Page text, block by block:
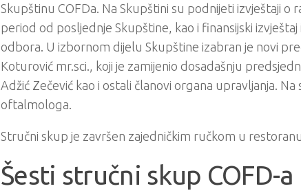
Skupštinu COFDa. Na Skupštini su podnijeti izvještaji o
period od posljednje Skupštine, kao i finansijski
odbora. U izbornom dijelu Skupštine izabran je novi
Koturović mr.sci., koji je zamijenio dosadašnju
Adžić Zečević kao i ostali članovi organa upravljanja.
oftalmologa.
Stručni skup je završen zajedničkim ručkom u
Šesti stručni skup COFD-a